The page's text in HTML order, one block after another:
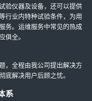
验仪器及设备，还可以提供
行业内特种试验条件，为用
务。运维服务中常见的热成
俱全。
，全程由我公司提出解决方
底解决用户后顾之忧。
系